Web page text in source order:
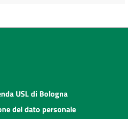
USL di Bologna
del dato personale